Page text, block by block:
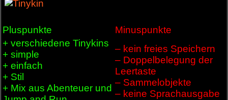
Pluspunkte
Minuspunkte
+ verschiedene Tinykins
+ simple
+ einfach
+ Stil
+ Mix aus Abenteuer und
– kein freies Speichern
– Doppelbelegung der
Leertaste
– Sammelobjekte
– keine Sprachausgabe